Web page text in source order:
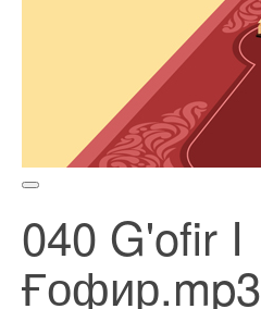
040 G'ofir I
Ғофир.mp3